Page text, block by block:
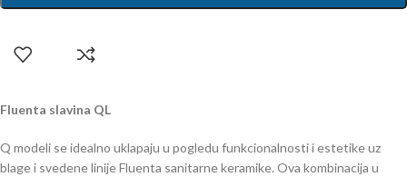
Fluenta slavina QL
Q modeli se idealno uklapaju u pogledu funkcionalnosti i estetike uz
blage i svedene linije Fluenta sanitarne keramike. Ova kombinacija u